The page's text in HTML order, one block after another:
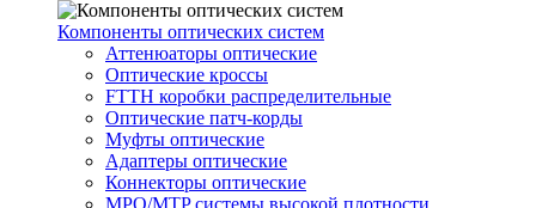
Компоненты оптических систем
Аттенюаторы оптические
Оптические кроссы
FTTH коробки распределительные
Оптические патч-корды
Муфты оптические
Адаптеры оптические
Коннекторы оптические
MPO/MTP системы высокой плотности